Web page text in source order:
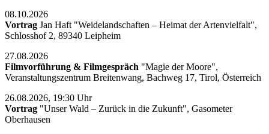
08.10.2026
Vortrag Jan Haft "Weidelandschaften – Heimat der Artenvielfalt",
Schlosshof 2, 89340 Leipheim
27.08.2026
Filmvorführung & Filmgespräch "Magie der Moore",
Veranstaltungszentrum Breitenwang, Bachweg 17, Tirol, Österreich
26.08.2026, 19:30 Uhr
Vortrag "Unser Wald – Zurück in die Zukunft", Gasometer
Oberhausen